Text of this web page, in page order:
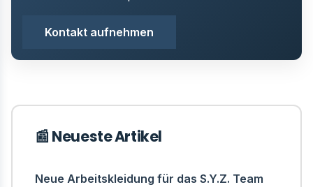
Kontakt aufnehmen
📰 Neueste Artikel
Neue Arbeitskleidung für das S.Y.Z. Team